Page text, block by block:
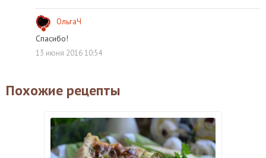
ОльгаЧ
Спасибо!
13 июня 2016 10:54
Похожие рецепты